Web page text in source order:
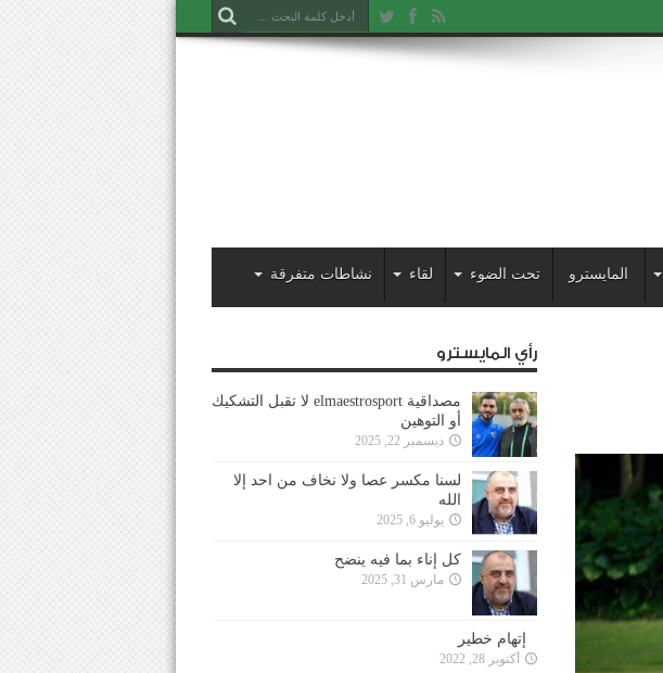
المايسترو تحت الضوء لقاء نشاطات متفرقة
رأي المايسترو
مصداقية elmaestrosport لا تقبل التشكيك
أو التوهين
ديسمبر 22, 2025
لسنا مكسر عصا ولا نخاف من احد إلا
الله
يوليو 6, 2025
كل إناء بما فيه ينضح
مارس 31, 2025
إتهام خطير
أكتوبر 28, 2022